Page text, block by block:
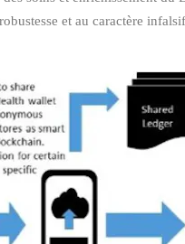
et au caractère